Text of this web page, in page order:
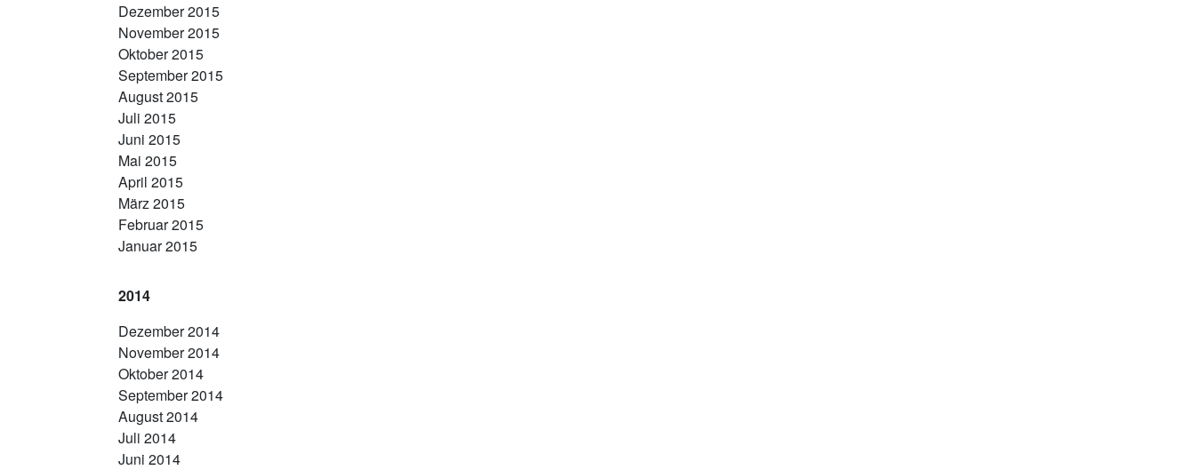
Dezember 2015
November 2015
Oktober 2015
September 2015
August 2015
Juli 2015
Juni 2015
Mai 2015
April 2015
März 2015
Februar 2015
Januar 2015
2014
Dezember 2014
November 2014
Oktober 2014
September 2014
August 2014
Juli 2014
Juni 2014